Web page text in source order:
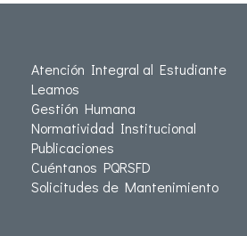
Atención Integral al Estudiante
Leamos
Gestión Humana
Normatividad Institucional
Publicaciones
Cuéntanos PQRSFD
Solicitudes de Mantenimiento